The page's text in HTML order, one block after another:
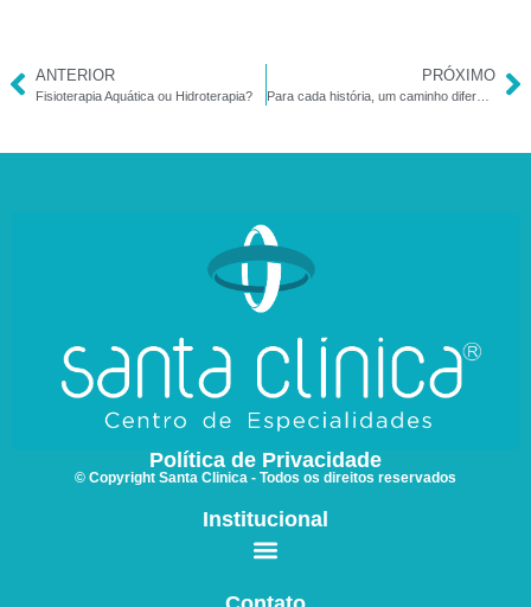
ANTERIOR
Fisioterapia Aquática ou Hidroterapia?
PRÓXIMO
Para cada história, um caminho diferente – Pediasuit
Política de Privacidade
© Copyright Santa Clinica - Todos os direitos reservados
Institucional